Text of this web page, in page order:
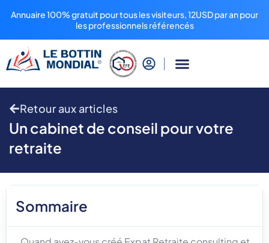
Annuaire 100% gratuit pour tous les visiteurs, 12USD par an pour
les professionnels référencés
Retour aux articles
Un cabinet de conseil pour votre
retraite
Sommaire